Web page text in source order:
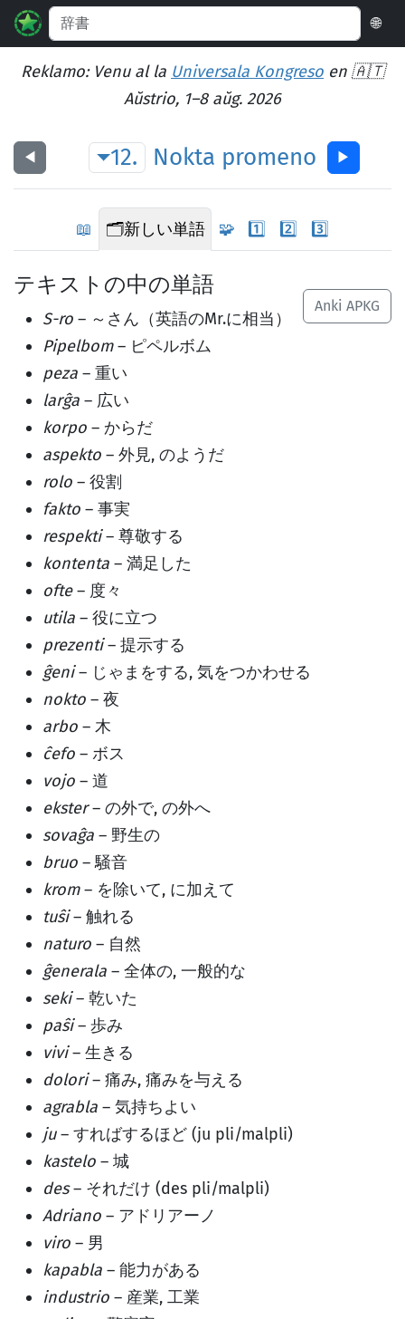
🌐
Reklamo: Venu al la Universala Kongreso en 🇦🇹
Aŭstrio, 1–8 aŭg. 2026
◀︎ 12. Nokta promeno ▶︎
📖 🗂️新しい単語 🧩 1️⃣ 2️⃣ 3️⃣
Anki APKG
テキストの中の単語
S-ro – ～さん（英語のMr.に相当）
Pipelbom– ピペルボム
peza – 重い
larĝa – 広い
korpo – からだ
aspekto – 外見, のようだ
rolo – 役割
fakto – 事実
respekti– 尊敬する
kontenta – 満足した
ofte– 度々
utila – 役に立つ
prezenti– 提示する
ĝeni– じゃまをする, 気をつかわせる
nokto – 夜
arbo – 木
ĉefo – ボス
vojo – 道
ekster– の外で, の外へ
sovaĝa – 野生の
bruo – 騒音
krom– を除いて, に加えて
tuŝi– 触れる
naturo – 自然
ĝenerala – 全体の, 一般的な
seki– 乾いた
paŝi– 歩み
vivi– 生きる
dolori– 痛み, 痛みを与える
agrabla – 気持ちよい
ju– すればするほど (ju pli/malpli)
kastelo – 城
des– それだけ (des pli/malpli)
Adriano – アドリアーノ
viro – 男
kapabla – 能力がある
industrio – 産業, 工業